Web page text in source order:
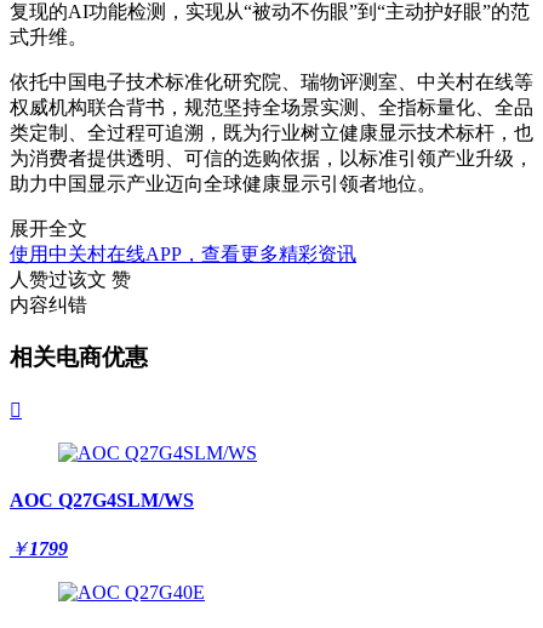
复现的AI功能检测，实现从“被动不伤眼”到“主动护好眼”的范
式升维。
依托中国电子技术标准化研究院、瑞物评测室、中关村在线等
权威机构联合背书，规范坚持全场景实测、全指标量化、全品
类定制、全过程可追溯，既为行业树立健康显示技术标杆，也
为消费者提供透明、可信的选购依据，以标准引领产业升级，
助力中国显示产业迈向全球健康显示引领者地位。
展开全文
使用中关村在线APP，查看更多精彩资讯
人赞过该文 赞
内容纠错
相关电商优惠

AOC Q27G4SLM/WS
￥1799